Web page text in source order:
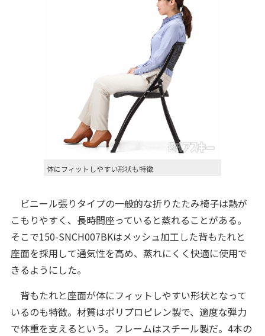
体にフィットしやすい形状も特徴
ビニール張りタイプの一般的な折りたたみ椅子は熱が
こもりやすく、長時間座っていると蒸れることがある。
そこで150-SNCH007BKはメッシュ加工した背もたれと
座面を採用して通気性を高め、蒸れにくく快適に使用で
きるようにした。
背もたれと座面が体にフィットしやすい形状となって
いるのも特徴。材質はポリプロピレン製で、適度な弾力
で体重を支えるという。フレームはスチール製だ。4本の